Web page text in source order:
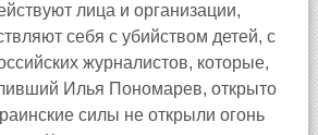
лица и организации,
себя с убийством детей, с
журналистов, которые,
Илья Пономарев, открыто
силы не открыли огонь